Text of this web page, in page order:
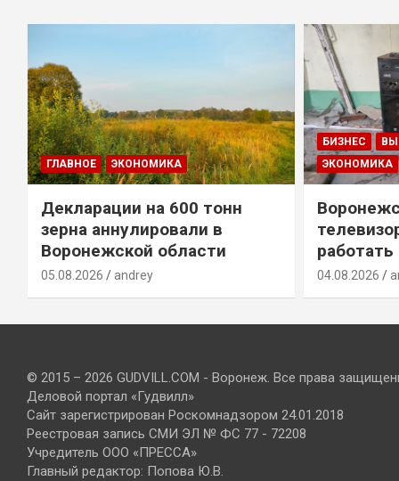
ГЛАВНОЕ ЭКОНОМИКА
Декларации на 600 тонн
зерна аннулировали в
Воронежской области
05.08.2026 andrey
БИЗНЕС
ЭКОНОМИКА
работать
04.08.2026
© 2015 – 2026 GUDVILL.COM - Воронеж. Все права
Деловой портал «Гудвилл»
Сайт зарегистрирован Роскомнадзором 24.01.2018
Реестровая запись СМИ ЭЛ № ФС 77 - 72208
Учредитель ООО «ПРЕССА»
Главный редактор: Попова Ю.В.